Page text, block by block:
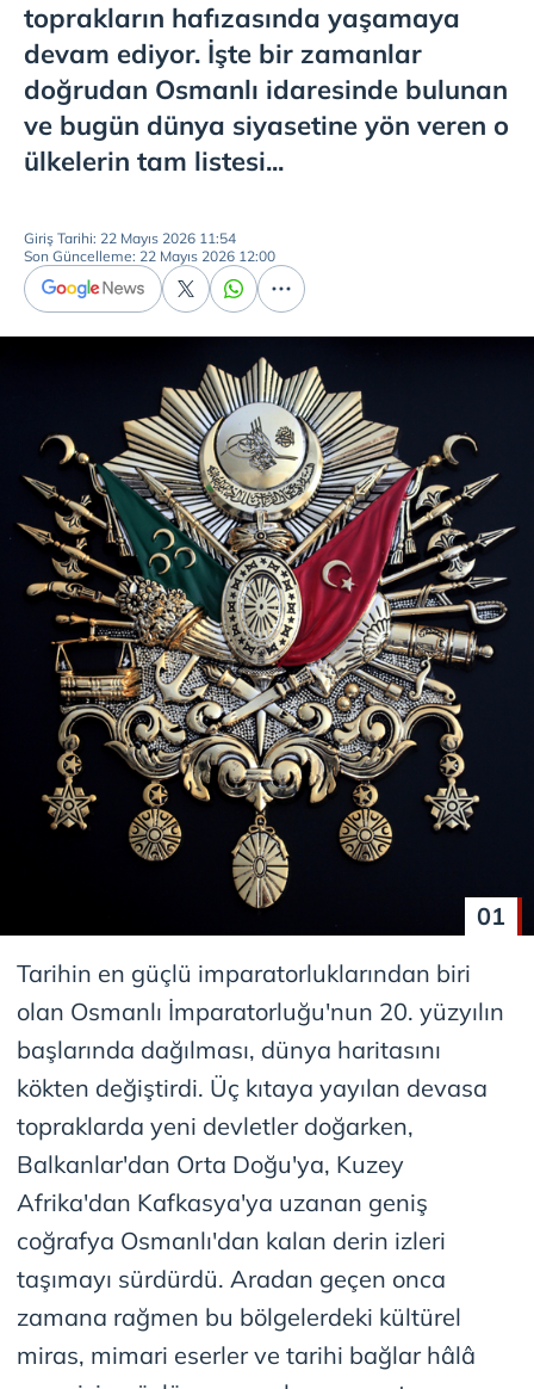
toprakların hafızasında yaşamaya
devam ediyor. İşte bir zamanlar
doğrudan Osmanlı idaresinde bulunan
ve bugün dünya siyasetine yön veren o
ülkelerin tam listesi...
Giriş Tarihi: 22 Mayıs 2026 11:54
Son Güncelleme: 22 Mayıs 2026 12:00
01
Tarihin en güçlü imparatorluklarından biri
olan Osmanlı İmparatorluğu'nun 20. yüzyılın
başlarında dağılması, dünya haritasını
kökten değiştirdi. Üç kıtaya yayılan devasa
topraklarda yeni devletler doğarken,
Balkanlar'dan Orta Doğu'ya, Kuzey
Afrika'dan Kafkasya'ya uzanan geniş
coğrafya Osmanlı'dan kalan derin izleri
taşımayı sürdürdü. Aradan geçen onca
zamana rağmen bu bölgelerdeki kültürel
miras, mimari eserler ve tarihi bağlar hâlâ